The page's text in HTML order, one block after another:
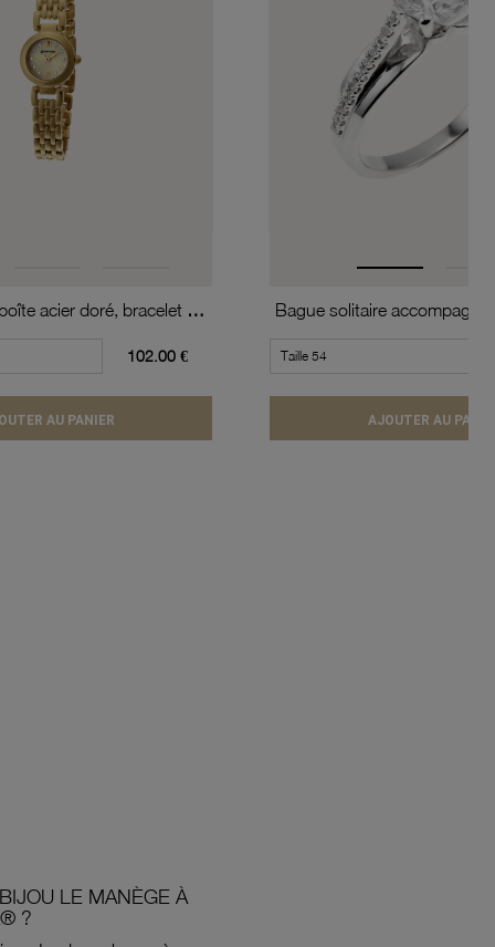
Montre dame, boîte acier doré, bracelet acier doré et verre minéral
102.00 €
AU PANIER AJOUTER AU
LE MANÈGE À
?